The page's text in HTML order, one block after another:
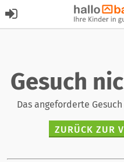
Gesuch
Das angeforderte
ZURÜCK ZUR